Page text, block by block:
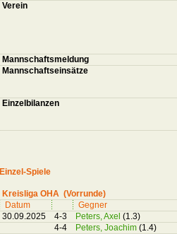
Verein
Mannschaftsmeldung
Mannschaftseinsätze
Einzelbilanzen
Einzel-Spiele
Kreisliga OHA (Vorrunde)
Datum
Gegner
30.09.2025
4-3 Peters, Axel (1.3)
4-4
Peters, Joachim (1.4)